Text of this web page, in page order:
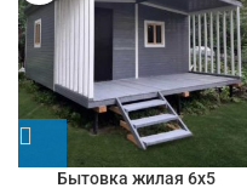
Бытовка жилая 6х5